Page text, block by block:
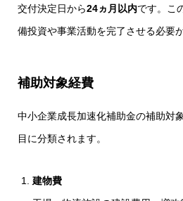
交付決定日から24ヵ月以内です。こ
備投資や事業活動を完了させる必要
補助対象経費
中小企業成長加速化補助金の補助対
目に分類されます。
建物費